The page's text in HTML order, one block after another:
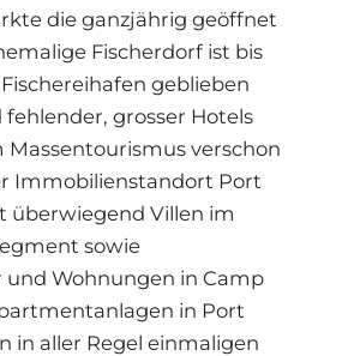
die ganzjährig geöffnet
Fischerdorf ist bis
geblieben
grosser Hotels
Massentourismus verschon
Immobilienstandort Port
überwiegend Villen im
sowie
und Wohnungen in Camp
in Port
in aller Regel einmaligen